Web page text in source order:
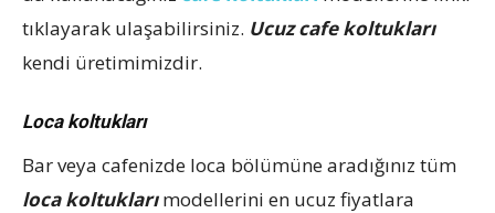
tıklayarak ulaşabilirsiniz. Ucuz cafe koltukları
kendi üretimimizdir.
Loca koltukları
Bar veya cafenizde loca bölümüne aradığınız tüm
loca koltuklarımodellerini en ucuz fiyatlara